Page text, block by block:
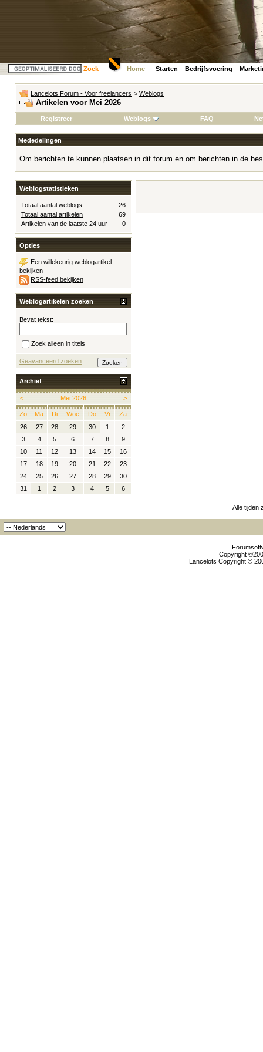
Zoek Home Starten Bedrijfsvoering
Lancelots Forum - Voor freelancers > Weblogs
Artikelen voor Mei 2026
Registreer Weblogs FAQ
Mededelingen
Om berichten te kunnen plaatsen in dit forum en om berichten in de
Weblogstatistieken
Totaal aantal weblogs
26
Totaal aantal artikelen
69
Artikelen van de laatste 24 uur
0
Opties
Een willekeurig weblogartikel
bekijken
RSS-feed bekijken
Weblogartikelen zoeken
Bevat tekst:
Zoek alleen in titels
Geavanceerd zoeken
Archief
< >
Mei 2026
Zo Ma Di Woe Do Vr
Za
26
27 28 29 30 1
2
3
4 5 6 7 8
9
10
11 12 13 14 15
16
17
18 19 20 21 22
23
24
25 26 27 28 29
30
31
1 2 3 4 5 6
Alle tijden
Copyright
Lancelots Copyright ©